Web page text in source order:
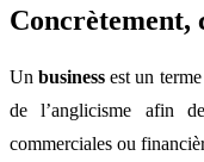
Concrètement,
Unbusiness est un
de l’anglicisme afin
commerciales ou